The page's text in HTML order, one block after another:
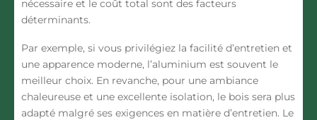
nécessaire et le coût total sont des facteurs
déterminants.
Par exemple, si vous privilégiez la facilité d’entretien et
une apparence moderne, l’aluminium est souvent le
meilleur choix. En revanche, pour une ambiance
chaleureuse et une excellente isolation, le bois sera plus
adapté malgré ses exigences en matière d’entretien. Le